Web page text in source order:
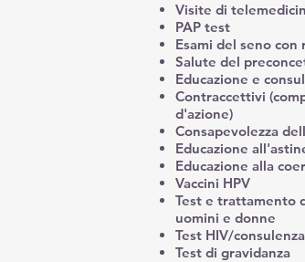
Visite di
PAP test
Esami del seno
Salute del
Educazione e
Contraccettivi
d'azione)
Consapevolezza
Educazione
Educazione alla
Vaccini HPV
Test e trattamento
uomini e donne
Test HIV/
Test di gravidanza